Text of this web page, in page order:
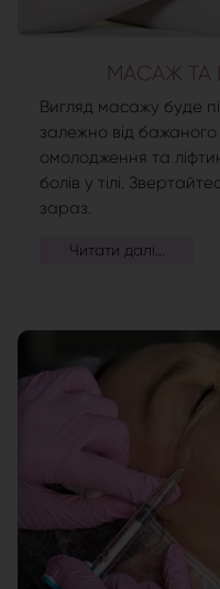
МАСАЖ ТА
Вигляд масажу буде
залежно від
омолодження та
болів у тілі.
зараз.
Читати далі...